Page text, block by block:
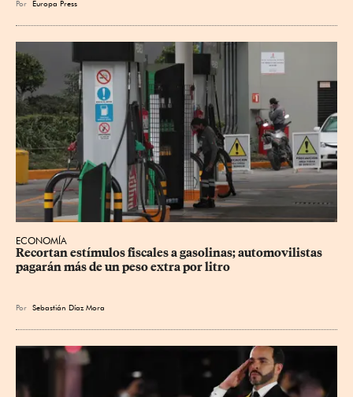
Por Europa Press
ECONOMÍA
Recortan estímulos fiscales a gasolinas; automovilistas
pagarán más de un peso extra por litro
Por Sebastián Díaz Mora